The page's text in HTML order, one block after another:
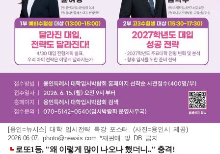
[용인=뉴시스] 대학 입시전략 특강 포스터. (사진=용인시 제공)
2026.06.07.photo@newsis.com *재판매 및 DB 금지